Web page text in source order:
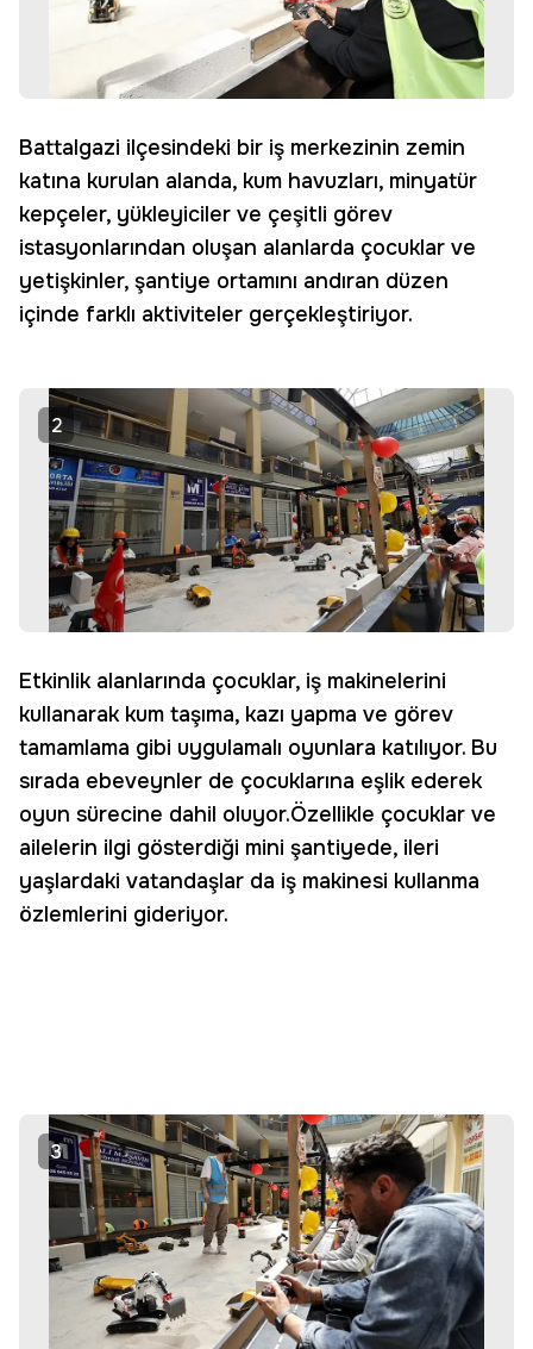
Battalgazi ilçesindeki bir iş merkezinin zemin
katına kurulan alanda, kum havuzları, minyatür
kepçeler, yükleyiciler ve çeşitli görev
istasyonlarından oluşan alanlarda çocuklar ve
yetişkinler, şantiye ortamını andıran düzen
içinde farklı aktiviteler gerçekleştiriyor.
2
Etkinlik alanlarında çocuklar, iş makinelerini
kullanarak kum taşıma, kazı yapma ve görev
tamamlama gibi uygulamalı oyunlara katılıyor. Bu
sırada ebeveynler de çocuklarına eşlik ederek
oyun sürecine dahil oluyor.Özellikle çocuklar ve
ailelerin ilgi gösterdiği mini şantiyede, ileri
yaşlardaki vatandaşlar da iş makinesi kullanma
özlemlerini gideriyor.
3